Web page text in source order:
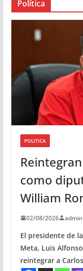
Política
POLITICA
como
William
02/08/2026 admin
El presidente de
Meta, Luis
reintegrar a